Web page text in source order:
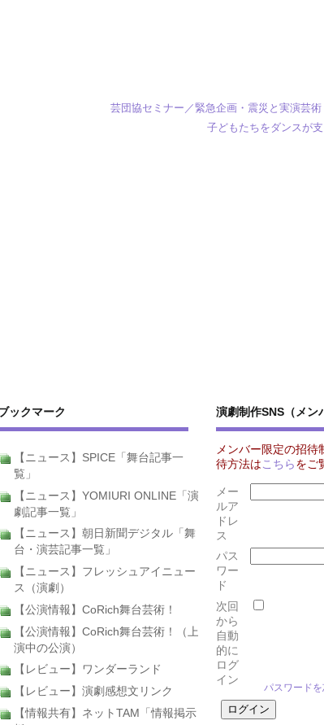
芸団協セミナー／緊急企画・震災と実演芸
子どもたちをダンスが支
ックマーク
【ニュース】SPICE「舞台記事一
覧」
【ニュース】YOMIURI ONLINE「演
劇記事一覧」
【ニュース】朝日新聞デジタル「舞
台・演芸記事一覧」
【ニュース】フレッシュアイニュー
ス（演劇）
【公演情報】CoRich舞台芸術！
【公演情報】CoRich舞台芸術！（上
演中の公演）
【レビュー】ワンダーランド
【レビュー】演劇感想文リンク
【情報共有】ネットTAM「情報掲示
演劇制作SNS（メン
メンバー限定の招待
待方法は こちら をご
メー
ルア
ドレ
ス
パス
ワー
ド
次回
から
自動
的に
ログ
イン
パスワード